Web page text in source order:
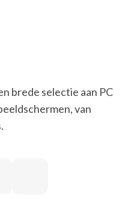
brede selectie aan PC
van